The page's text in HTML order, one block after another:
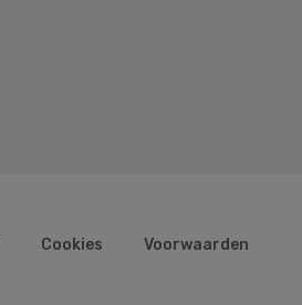
Cookies Voorwaarden